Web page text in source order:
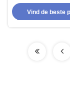
Vind de beste